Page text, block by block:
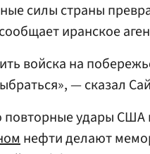
силы страны
иранское
войска на
— сказал
повторные удары США
нефти делают